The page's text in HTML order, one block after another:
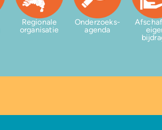
Regionale
organisatie
Onderzoeks-
agenda